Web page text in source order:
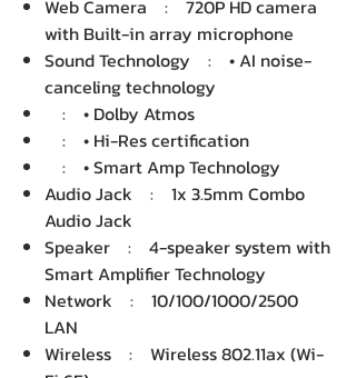
Web Camera : 720P HD camera
with Built-in array microphone
Sound Technology : • AI noise-
canceling technology
: • Dolby Atmos
: • Hi-Res certification
: • Smart Amp Technology
Audio Jack : 1x 3.5mm Combo
Audio Jack
Speaker : 4-speaker system with
Smart Amplifier Technology
Network : 10/100/1000/2500
LAN
Wireless : Wireless 802.11ax (Wi-